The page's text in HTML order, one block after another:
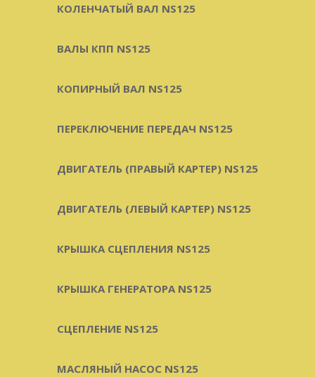
КОЛЕНЧАТЫЙ ВАЛ NS125
ВАЛЫ КПП NS125
КОПИРНЫЙ ВАЛ NS125
ПЕРЕКЛЮЧЕНИЕ ПЕРЕДАЧ NS125
ДВИГАТЕЛЬ (ПРАВЫЙ КАРТЕР) NS125
ДВИГАТЕЛЬ (ЛЕВЫЙ КАРТЕР) NS125
КРЫШКА СЦЕПЛЕНИЯ NS125
КРЫШКА ГЕНЕРАТОРА NS125
СЦЕПЛЕНИЕ NS125
МАСЛЯНЫЙ НАСОС NS125